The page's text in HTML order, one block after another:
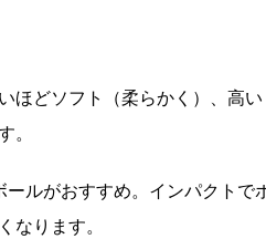
ほどソフト（柔らかく）、高い
。
ルがおすすめ。インパクトで
なります。